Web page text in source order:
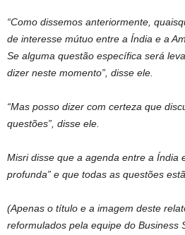
“Como dissemos anteriormente,
de interesse mútuo entre a Índia e a
Se alguma questão específica será
dizer neste momento”, disse ele.
“Mas posso dizer com certeza que
questões”, disse ele.
Misri disse que a agenda entre a Índia
profunda” e que todas as questões
(Apenas o título e a imagem deste
reformulados pela equipe do Business